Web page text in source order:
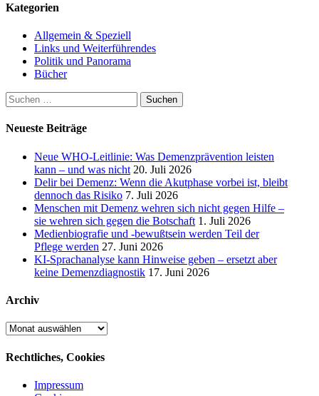
Kategorien
Allgemein & Speziell
Links und Weiterführendes
Politik und Panorama
Bücher
Suchen
nach:
Neueste Beiträge
Neue WHO-Leitlinie: Was Demenzprävention leisten
kann – und was nicht 20. Juli 2026
Delir bei Demenz: Wenn die Akutphase vorbei ist, bleibt
dennoch das Risiko 7. Juli 2026
Menschen mit Demenz wehren sich nicht gegen Hilfe –
sie wehren sich gegen die Botschaft 1. Juli 2026
Medienbiografie und -bewußtsein werden Teil der
Pflege werden 27. Juni 2026
KI-Sprachanalyse kann Hinweise geben – ersetzt aber
keine Demenzdiagnostik 17. Juni 2026
Archiv
Archiv
Rechtliches, Cookies
Impressum